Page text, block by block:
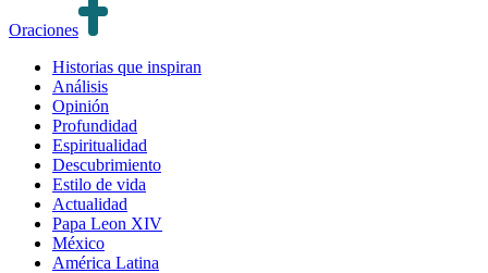
Oraciones
Historias que inspiran
Análisis
Opinión
Profundidad
Espiritualidad
Descubrimiento
Estilo de vida
Actualidad
Papa Leon XIV
México
América Latina